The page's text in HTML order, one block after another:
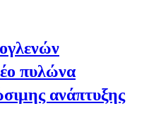
πυλώνα
ανάπτυξης